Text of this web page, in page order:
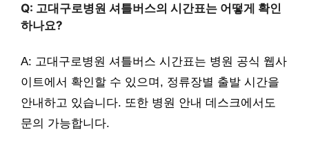
Q: 고대구로병원 셔틀버스의 시간표는 어떻게 확인
하나요?
A: 고대구로병원 셔틀버스 시간표는 병원 공식 웹사
이트에서 확인할 수 있으며, 정류장별 출발 시간을
안내하고 있습니다. 또한 병원 안내 데스크에서도
문의 가능합니다.